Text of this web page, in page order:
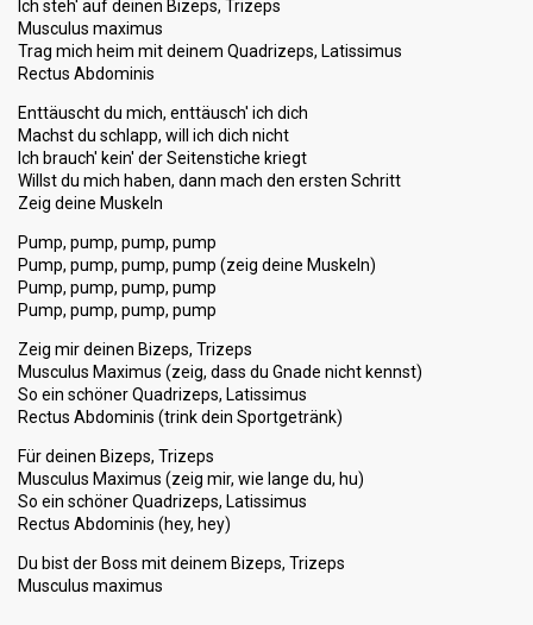
Ich steh' auf deinen Bizeps, Trizeps
Musculus maximus
Trag mich heim mit deinem Quadrizeps, Latissimus
Rectus Abdominis
Enttäuscht du mich, enttäusch' ich dich
Machst du schlapp, will ich dich nicht
Ich brauch' kein' der Seitenstiche kriegt
Willst du mich haben, dann mach den ersten Schritt
Zeig deine Muskeln
Pump, pump, pump, pump
Pump, pump, pump, pump (zeig deine Muskeln)
Pump, pump, pump, pump
Pump, pump, pump, pump
Zeig mir deinen Bizeps, Trizeps
Musculus Maximus (zeig, dass du Gnade nicht kennst)
So ein schöner Quadrizeps, Latissimus
Rectus Abdominis (trink dein Sportgetränk)
Für deinen Bizeps, Trizeps
Musculus Maximus (zeig mir, wie lange du, hu)
So ein schöner Quadrizeps, Latissimus
Rectus Abdominis (hey, hey)
Du bist der Boss mit deinem Bizeps, Trizeps
Musculus mаximuѕ